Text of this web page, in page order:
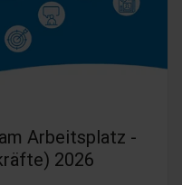
Arbeitsplatz -
2026